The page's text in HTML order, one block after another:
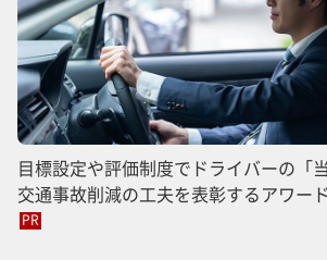
目標設定や評価制度でドライバーの「
交通事故削減の工夫を表彰するアワー
PR